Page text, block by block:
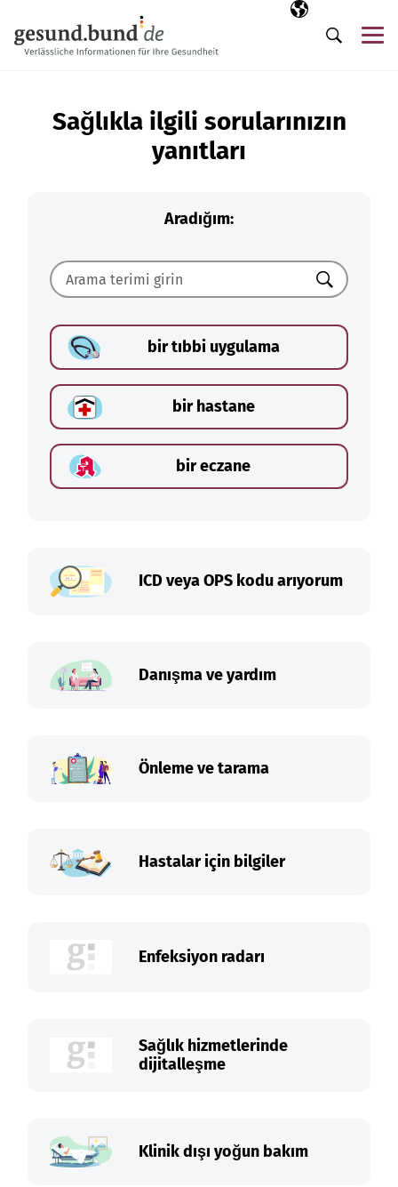
Seçili dil
TR
Arama
Sağlıkla ilgili sorularınızın
yanıtları
Aradığım:
Ara
bir tıbbi uygulama
bir hastane
bir eczane
ICD veya OPS kodu arıyorum
Danışma ve yardım
Önleme ve tarama
Hastalar için bilgiler
Enfeksiyon radarı
Sağlık hizmetlerinde
dijitalleşme
Klinik dışı yoğun bakım